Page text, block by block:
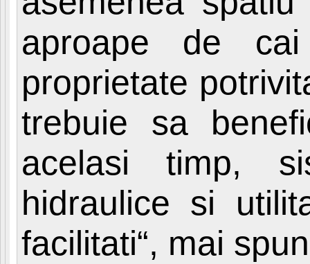
aproape de
proprietate
trebuie sa
acelasi timp,
hidraulice si
facilitati“, mai